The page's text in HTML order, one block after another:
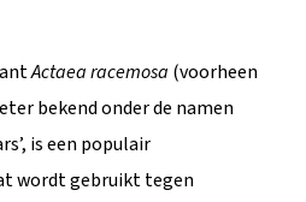
Actaea racemosa (voorheen
bekend onder de namen
is een populair
wordt gebruikt tegen